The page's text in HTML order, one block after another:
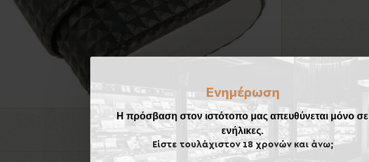
Ενημέρωση
Η πρόσβαση στον ιστότοπο μας απευθύνεται μόνο σε
ενήλικες.
Είστε τουλάχιστον 18 χρονών και άνω;